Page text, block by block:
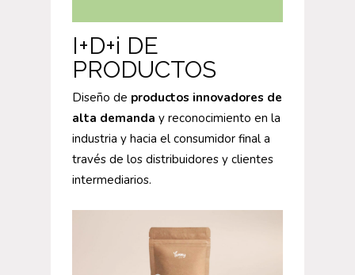
I+D+i DE
PRODUCTOS
Diseño de productos innovadores de
alta demanda y reconocimiento en la
industria y hacia el consumidor final a
través de los distribuidores y clientes
intermediarios.